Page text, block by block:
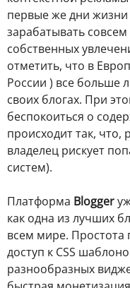
первые же дни жизни
зарабатывать
собственных
отметить, что в
России ) все больше
своих блогах. При
беспокоиться о
происходит так,
владелец рискует
систем).
Платформа Blogger
как одна из лучших
всем мире. Простота
доступ к CSS
разнообразных